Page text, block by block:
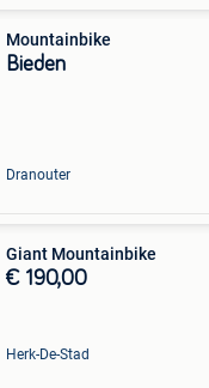
Mountainbike
Bieden
Dranouter
Giant Mountainbike
€ 190,00
Herk-De-Stad